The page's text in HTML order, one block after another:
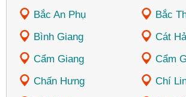
Bắc An Phụ
Bắc
Bình Giang
Cát
Cẩm Giang
Cẩm
Chấn Hưng
Chí